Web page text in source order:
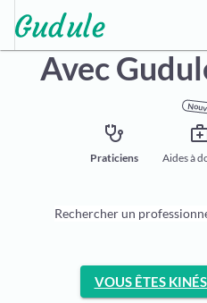
Avec
stethoscope
Praticiens Aides à
Rechercher un
VOUS ÊTES